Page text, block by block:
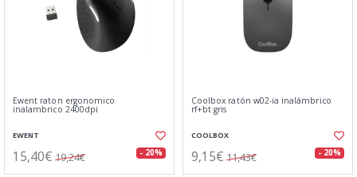
Ewent raton ergonomico
inalambrico 2400dpi
EWENT
15,40€ 19,24€ - 20%
Coolbox ratón w02-ia inalámbrico
rf+bt gris
COOLBOX
9,15€ 11,43€ - 20%